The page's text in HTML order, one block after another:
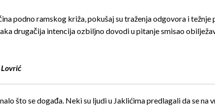
podno ramskog križa, pokušaj su traženja odgovora i težnje
drugačija intencija ozbiljno dovodi u pitanje smisao
što se događa. Neki su ljudi u Jaklićima predlagali da se na